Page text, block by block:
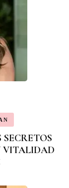
SECRETOS
VITALIDAD